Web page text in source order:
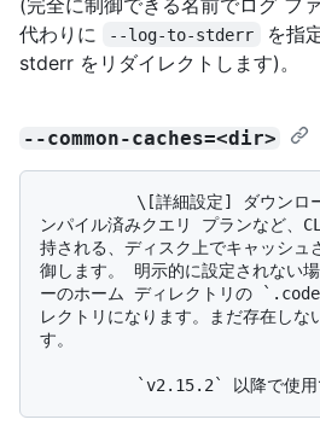
代わりに
--log-to-stderr
を指
stderr をリダイレクトします)。
--common-caches=<dir>
ンパイル済みクエリ プランなど、
持される、ディスク上でキャッシュ
御します。 明示的に設定されない
ーのホーム ディレクトリの
レクトリになります。まだ存在しな
す。